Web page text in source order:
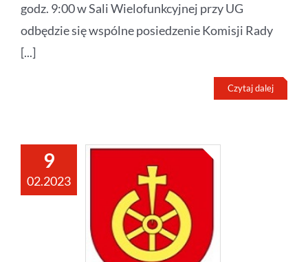
godz. 9:00 w Sali Wielofunkcyjnej przy UG
odbędzie się wspólne posiedzenie Komisji Rady
[...]
Czytaj dalej
9
02.2023